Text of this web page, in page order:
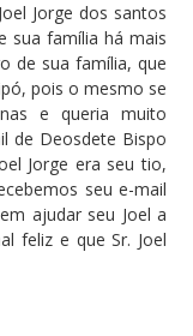
Jorge dos santos
sua família há mais
de sua família, que
pois o mesmo se
e queria muito
de Deosdete Bispo
Jorge era seu tio,
seu e-mail
ajudar seu Joel a
feliz e que Sr. Joel